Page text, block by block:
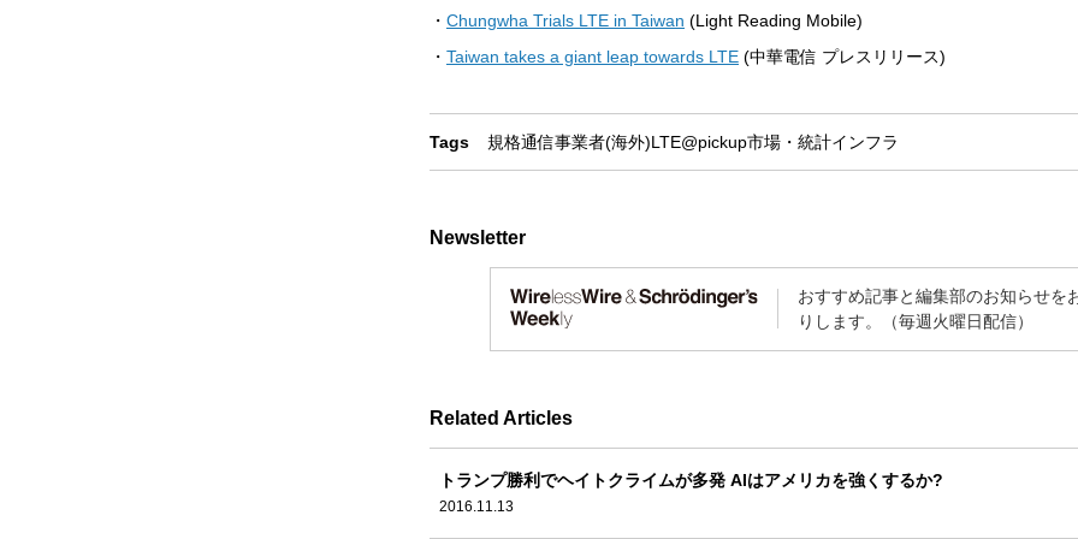
・ Chungwha Trials LTE in Taiwan (Light Reading Mobile)
・ Taiwan takes a giant leap towards LTE (中華電信 プレスリリース)
Tags 規格通信事業者(海外)LTE@pickup市場・統計インフラ
Newsletter
おすすめ記事と編集部のお知らせを
りします。（毎週火曜日配信）
Related Articles
トランプ勝利でヘイトクライムが多発 AIはアメリカを強くするか?
2016.11.13